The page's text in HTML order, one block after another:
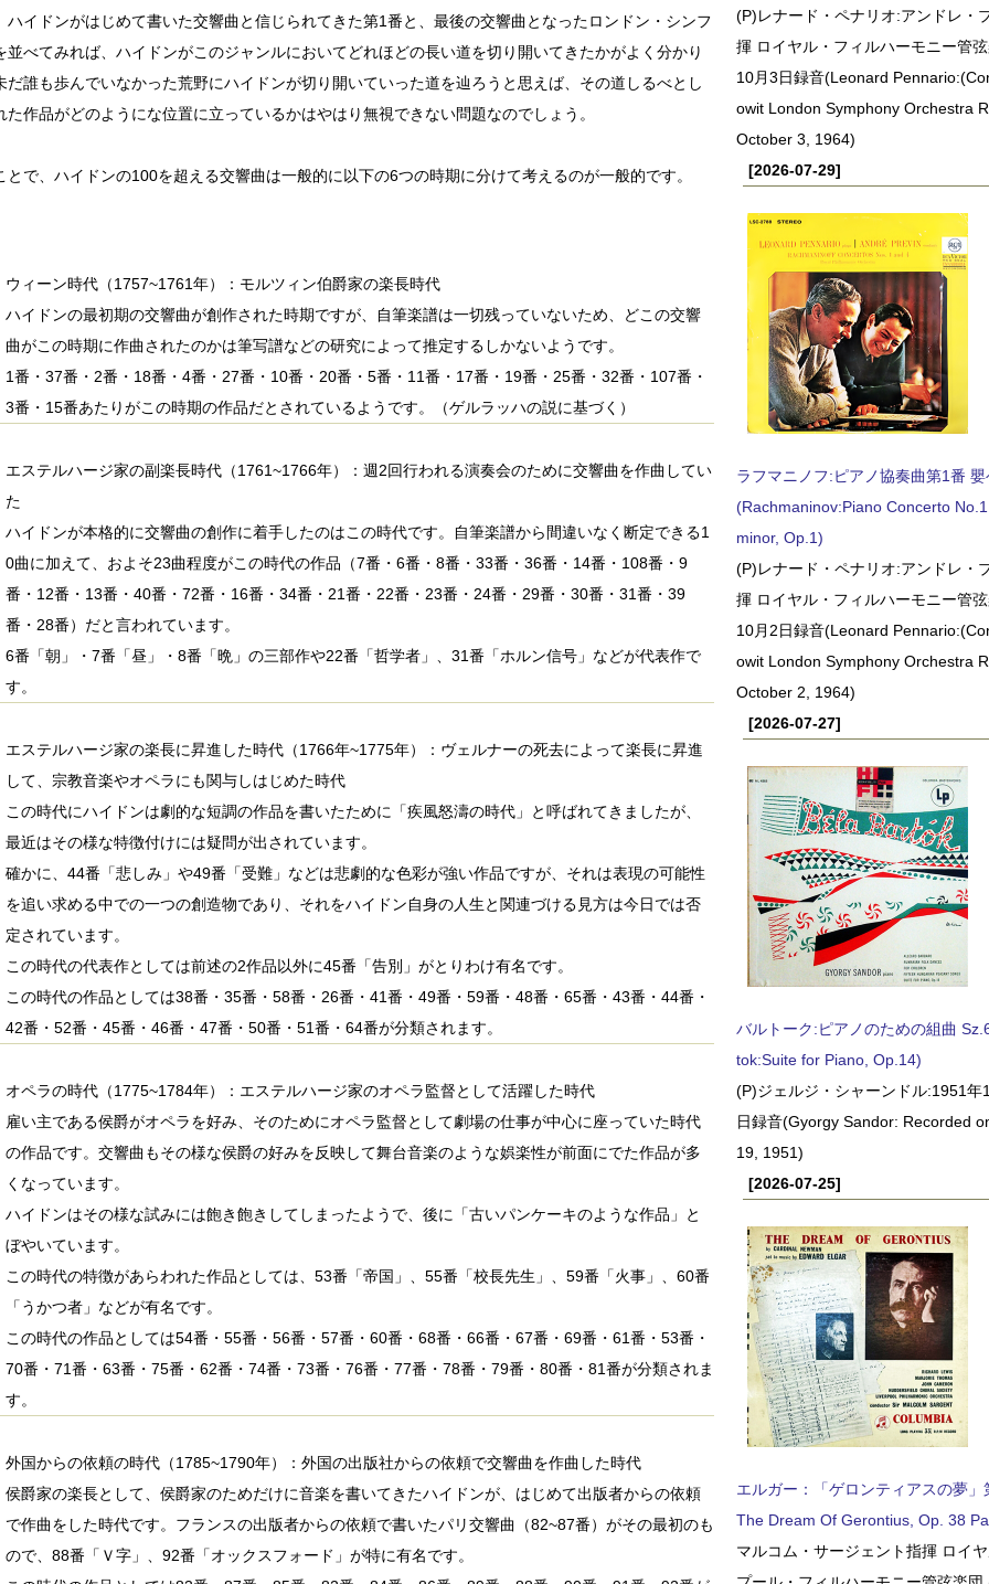
ハイドンがはじめて書いた交響曲と信じられてきた第1番と、最後の交響曲となったロンドン・シンフ
並べてみれば、ハイドンがこのジャンルにおいてどれほどの長い道を切り開いてきたかがよく分かり
だ誰も歩んでいなかった荒野にハイドンが切り開いていった道を辿ろうと思えば、その道しるべとし
た作品がどのようにな位置に立っているかはやはり無視できない問題なのでしょう。
とで、ハイドンの100を超える交響曲は一般的に以下の6つの時期に分けて考えるのが一般的です。
ウィーン時代（1757~1761年）：モルツィン伯爵家の楽長時代
ハイドンの最初期の交響曲が創作された時期ですが、自筆楽譜は一切残っていないため、どこの交響
曲がこの時期に作曲されたのかは筆写譜などの研究によって推定するしかないようです。
1番・37番・2番・18番・4番・27番・10番・20番・5番・11番・17番・19番・25番・32番・107番・
3番・15番あたりがこの時期の作品だとされているようです。（ゲルラッハの説に基づく）
エステルハージ家の副楽長時代（1761~1766年）：週2回行われる演奏会のために交響曲を作曲してい
た
ハイドンが本格的に交響曲の創作に着手したのはこの時代です。自筆楽譜から間違いなく断定できる1
0曲に加えて、およそ23曲程度がこの時代の作品（7番・6番・8番・33番・36番・14番・108番・9
番・12番・13番・40番・72番・16番・34番・21番・22番・23番・24番・29番・30番・31番・39
番・28番）だと言われています。
6番「朝」・7番「昼」・8番「晩」の三部作や22番「哲学者」、31番「ホルン信号」などが代表作で
す。
エステルハージ家の楽長に昇進した時代（1766年~1775年）：ヴェルナーの死去によって楽長に昇進
して、宗教音楽やオペラにも関与しはじめた時代
この時代にハイドンは劇的な短調の作品を書いたために「疾風怒濤の時代」と呼ばれてきましたが、
最近はその様な特徴付けには疑問が出されています。
確かに、44番「悲しみ」や49番「受難」などは悲劇的な色彩が強い作品ですが、それは表現の可能性
を追い求める中での一つの創造物であり、それをハイドン自身の人生と関連づける見方は今日では否
定されています。
この時代の代表作としては前述の2作品以外に45番「告別」がとりわけ有名です。
この時代の作品としては38番・35番・58番・26番・41番・49番・59番・48番・65番・43番・44番・
42番・52番・45番・46番・47番・50番・51番・64番が分類されます。
オペラの時代（1775~1784年）：エステルハージ家のオペラ監督として活躍した時代
雇い主である侯爵がオペラを好み、そのためにオペラ監督として劇場の仕事が中心に座っていた時代
の作品です。交響曲もその様な侯爵の好みを反映して舞台音楽のような娯楽性が前面にでた作品が多
くなっています。
ハイドンはその様な試みには飽き飽きしてしまったようで、後に「古いパンケーキのような作品」と
ぼやいています。
この時代の特徴があらわれた作品としては、53番「帝国」、55番「校長先生」、59番「火事」、60番
「うかつ者」などが有名です。
この時代の作品としては54番・55番・56番・57番・60番・68番・66番・67番・69番・61番・53番・
70番・71番・63番・75番・62番・74番・73番・76番・77番・78番・79番・80番・81番が分類されま
す。
外国からの依頼の時代（1785~1790年）：外国の出版社からの依頼で交響曲を作曲した時代
侯爵家の楽長として、侯爵家のためだけに音楽を書いてきたハイドンが、はじめて出版者からの依頼
で作曲をした時代です。フランスの出版者からの依頼で書いたパリ交響曲（82~87番）がその最初のも
ので、88番「Ｖ字」、92番「オックスフォード」が特に有名です。
(P)レナード・ペナリオ:アンドレ・
揮 ロイヤル・フィルハーモニー管
10月3日録音(Leonard
owit London Symphony Orchestra
October 3, 1964)
[2026-07-29]
ラフマニノフ:ピアノ協奏曲第1番
(Rachmaninov:Piano Concerto
minor, Op.1)
(P)レナード・ペナリオ:アンドレ・
揮 ロイヤル・フィルハーモニー管
10月2日録音(Leonard
owit London Symphony Orchestra
October 2, 1964)
[2026-07-27]
バルトーク:ピアノのための組曲
tok:Suite for Piano, Op.14)
(P)ジェルジ・シャーンドル:1951年
日録音(Gyorgy Sandor: Recorded
19, 1951)
[2026-07-25]
エルガー：「ゲロンティアスの夢
The Dream Of Gerontius, Op. 38
マルコム・サージェント指揮 ロイ